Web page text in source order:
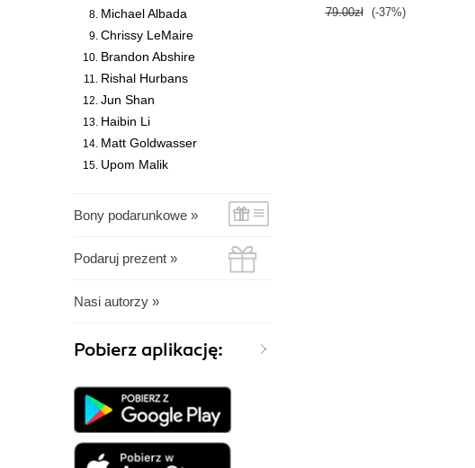
Michael Albada
Chrissy LeMaire
Brandon Abshire
Rishal Hurbans
Jun Shan
Haibin Li
Matt Goldwasser
Upom Malik
Bony podarunkowe »
Podaruj prezent »
Nasi autorzy »
Pobierz aplikację:
79.00zł (-37%)